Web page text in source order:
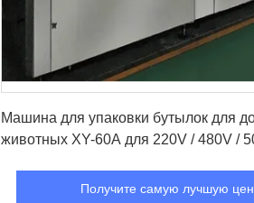
Машина для упаковки бутылок для
животных XY-60A для 220V / 480V /
Получите самую лучшую